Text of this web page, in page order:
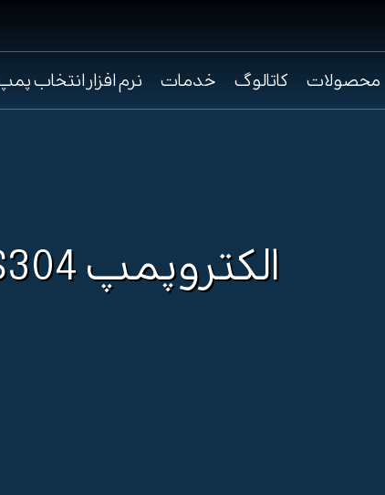
محصولات کاتالوگ خدمات نرم افزار انتخاب
الکتروپمپ CM20/1 M 1.1KW SS304